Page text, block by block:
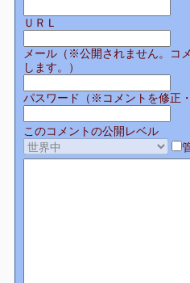
ＵＲＬ
メール（※公開されません。コ
します。）
パスワード（※コメントを修正
このコメントの公開レベル